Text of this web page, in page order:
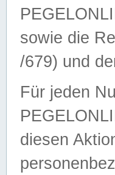
sowie die
/679) und
Für jeden
diesen